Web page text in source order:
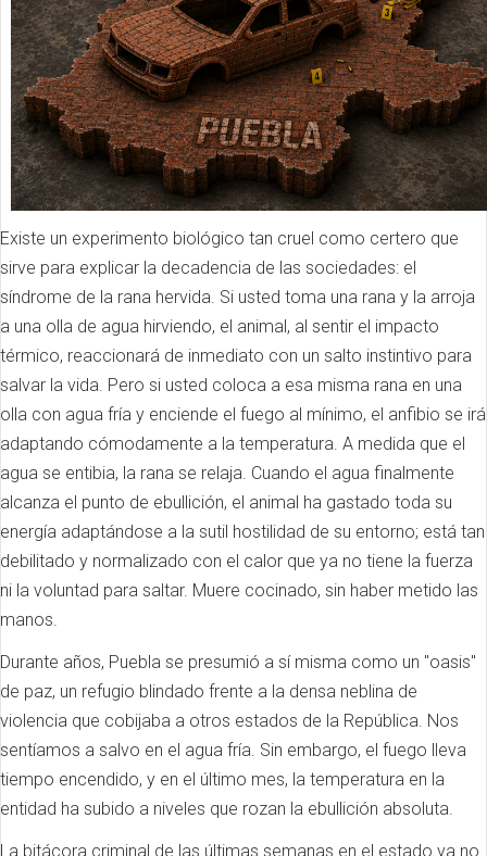
Existe un experimento biológico tan cruel como certero que
sirve para explicar la decadencia de las sociedades: el
síndrome de la rana hervida. Si usted toma una rana y la arroja
a una olla de agua hirviendo, el animal, al sentir el impacto
térmico, reaccionará de inmediato con un salto instintivo para
salvar la vida. Pero si usted coloca a esa misma rana en una
olla con agua fría y enciende el fuego al mínimo, el anfibio se irá
adaptando cómodamente a la temperatura. A medida que el
agua se entibia, la rana se relaja. Cuando el agua finalmente
alcanza el punto de ebullición, el animal ha gastado toda su
energía adaptándose a la sutil hostilidad de su entorno; está tan
debilitado y normalizado con el calor que ya no tiene la fuerza
ni la voluntad para saltar. Muere cocinado, sin haber metido las
manos.
Durante años, Puebla se presumió a sí misma como un "oasis"
de paz, un refugio blindado frente a la densa neblina de
violencia que cobijaba a otros estados de la República. Nos
sentíamos a salvo en el agua fría. Sin embargo, el fuego lleva
tiempo encendido, y en el último mes, la temperatura en la
entidad ha subido a niveles que rozan la ebullición absoluta.
La bitácora criminal de las últimas semanas en el estado ya no